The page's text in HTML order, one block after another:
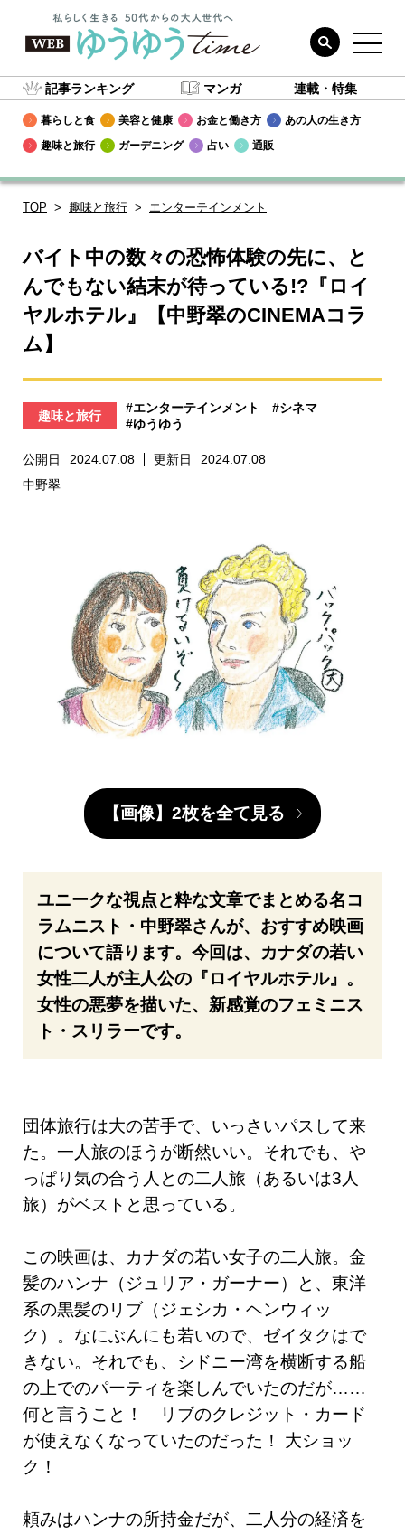
記事ランキング マンガ 連載・特集
暮らしと食 美容と健康 お金と働き方
あの人の生き方
趣味と旅行
ガーデニング 占い 通販
TOP 趣味と旅行 エンターテインメント
バイト中の数々の恐怖体験の先に、と
んでもない結末が待っている!?『ロイ
ヤルホテル』【中野翠のCINEMAコラ
ム】
趣味と旅行
#エンターテインメント
#シネマ
#ゆうゆう
公開日 2024.07.08 更新日
2024.07.08
中野翠
【画像】2枚を全て見る
ユニークな視点と粋な文章でまとめる名コ
ラムニスト・中野翠さんが、おすすめ映画
について語ります。今回は、カナダの若い
女性二人が主人公の『ロイヤルホテル』。
女性の悪夢を描いた、新感覚のフェミニス
ト・スリラーです。
団体旅行は大の苦手で、いっさいパスして来
た。一人旅のほうが断然いい。それでも、や
っぱり気の合う人との二人旅（あるいは3人
旅）がベストと思っている。
この映画は、カナダの若い女子の二人旅。金
髪のハンナ（ジュリア・ガーナー）と、東洋
系の黒髪のリブ（ジェシカ・ヘンウィッ
ク）。なにぶんにも若いので、ゼイタクはで
きない。それでも、シドニー湾を横断する船
の上でのパーティを楽しんでいたのだが……
何と言うこと！ リブのクレジット・カード
が使えなくなっていたのだった！ 大ショッ
ク！
頼みはハンナの所持金だが、二人分の経済を